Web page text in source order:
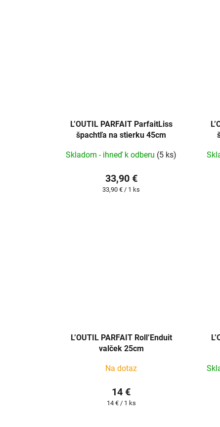
L’OUTIL PARFAIT ParfaitLiss
špachtľa na stierku 45cm
Skladom - ihneď k odberu (5 ks)
33,90 €
Jednotková
33,90 € / 1 ks
L’OUTIL PARFAIT Roll’Enduit
valček 25cm
Na dotaz
14 €
Jednotková
14 € / 1 ks